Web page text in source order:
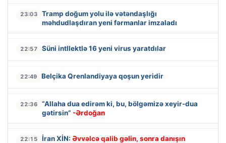
23:03
Tramp doğum yolu ilə vətəndaşlığı
məhdudlaşdıran yeni fərmanlar imzaladı
22:57 Süni intllektlə 16 yeni virus yaratdılar
22:49 Belçika Qrenlandiyaya qoşun yeridir
22:36
“Allaha dua edirəm ki, bu, bölgəmizə xeyir-dua
gətirsin” -Ərdoğan
22:15 İran XİN: Əvvəlcə qalib gəlin, sonra danışın